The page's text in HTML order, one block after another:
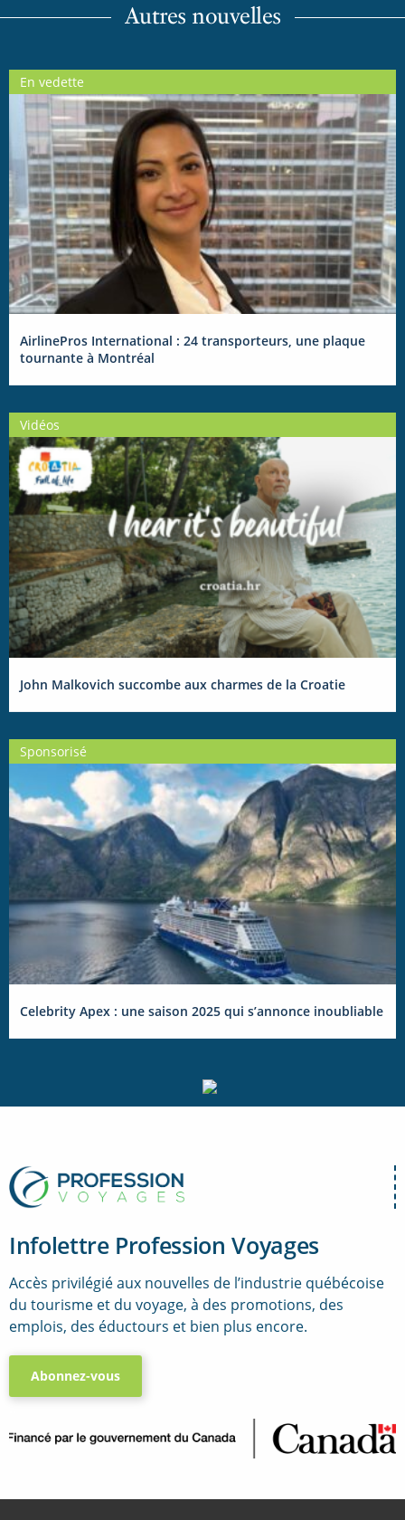
Autres nouvelles
En vedette
AirlinePros International : 24 transporteurs, une plaque
tournante à Montréal
Vidéos
John Malkovich succombe aux charmes de la Croatie
Sponsorisé
Celebrity Apex : une saison 2025 qui s’annonce inoubliable
Infolettre Profession Voyages
Accès privilégié aux nouvelles de l’industrie québécoise
du tourisme et du voyage, à des promotions, des
emplois, des éductours et bien plus encore.
Abonnez-vous